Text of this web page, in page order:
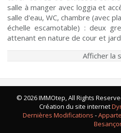
salle à manger avec loggia et
salle d'eau, WC, chambre (avec
échelle escamotable) : deux
attenant en nature de cour et
Afficher la
© 2026 IMMOtep, All Rights
Création du site internet
Dernières Modifications -